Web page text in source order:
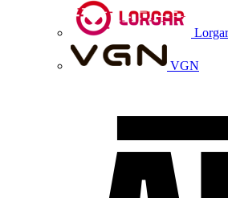
Lorgar
VGN